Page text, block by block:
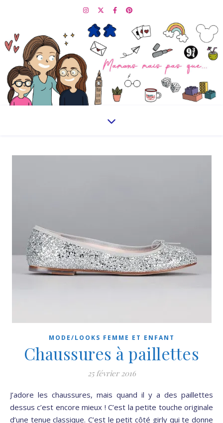
MODE/LOOKS FEMME ET ENFANT
Chaussures à paillettes
25 février 2016
J’adore les chaussures, mais quand il y a des paillettes
dessus c’est encore mieux ! C’est la petite touche originale
d’une tenue classique. C’est le petit côté girly qui te donne